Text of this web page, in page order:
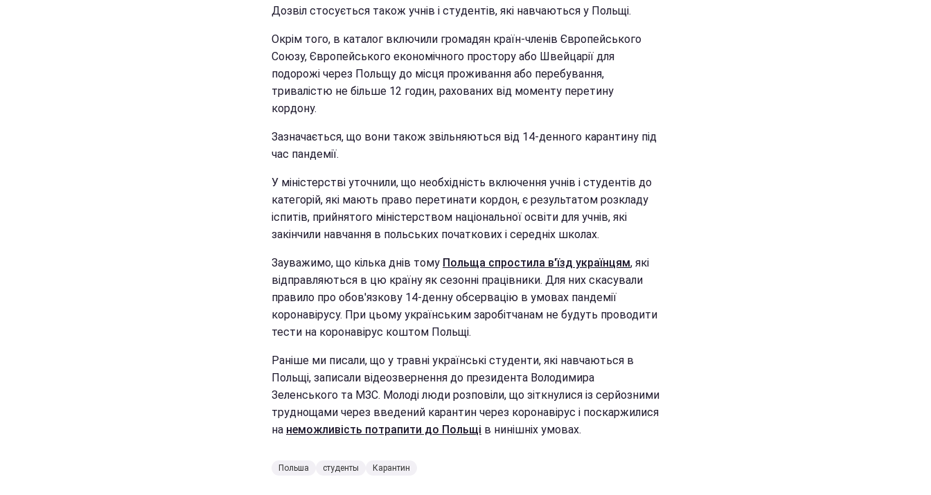
Дозвіл стосується також учнів і студентів, які навчаються у Польщі.
Окрім того, в каталог включили громадян країн-членів Європейського
Союзу, Європейського економічного простору або Швейцарії для
подорожі через Польщу до місця проживання або перебування,
тривалістю не більше 12 годин, рахованих від моменту перетину
кордону.
Зазначається, що вони також звільняються від 14-денного карантину під
час пандемії.
У міністерстві уточнили, що необхідність включення учнів і студентів до
категорій, які мають право перетинати кордон, є результатом розкладу
іспитів, прийнятого міністерством національної освіти для учнів, які
закінчили навчання в польських початкових і середніх школах.
Зауважимо, що кілька днів тому Польща спростила в'їзд українцям, які
відправляються в цю країну як сезонні працівники. Для них скасували
правило про обов'язкову 14-денну обсервацію в умовах пандемії
коронавірусу. При цьому українським заробітчанам не будуть проводити
тести на коронавірус коштом Польщі.
Раніше ми писали, що у травні українські студенти, які навчаються в
Польщі, записали відеозвернення до президента Володимира
Зеленського та МЗС. Молоді люди розповіли, що зіткнулися із серйозними
труднощами через введений карантин через коронавірус і поскаржилися
на неможливість потрапити до Польщі в нинішніх умовах.
Польша студенты Карантин